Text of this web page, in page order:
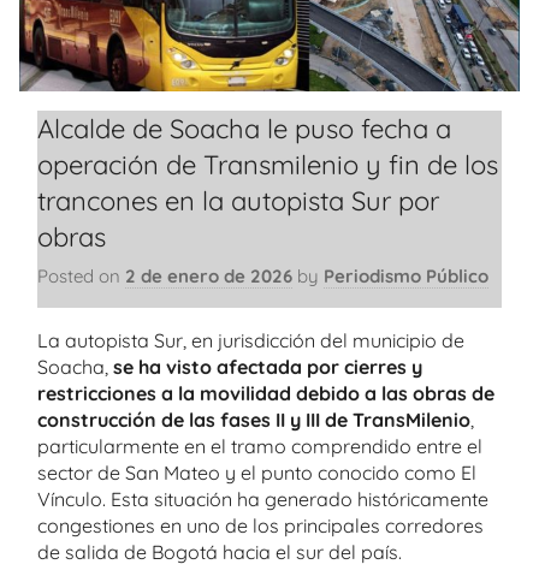
Alcalde de Soacha le puso fecha a
operación de Transmilenio y fin de los
trancones en la autopista Sur por
obras
Posted on 2 de enero de 2026 by Periodismo Público
La autopista Sur, en jurisdicción del municipio de
Soacha, se ha visto afectada por cierres y
restricciones a la movilidad debido a las obras de
construcción de las fases II y III de TransMilenio
particularmente en el tramo comprendido entre el
sector de San Mateo y el punto conocido como El
Vínculo. Esta situación ha generado históricamente
congestiones en uno de los principales corredores
de salida de Bogotá hacia el sur del país.